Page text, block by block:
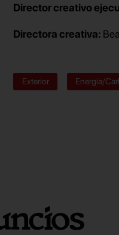
Director creativo
Directora creativa:
Exterior Energía/